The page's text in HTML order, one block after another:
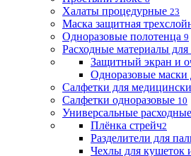
Халаты процедурные 23
Маска защитная
Одноразовые полотенца 9
Расходные материалы
Защитный экран и
Одноразовые маски
Салфетки для
Салфетки одноразовые 10
Универсальные
Плёнка стрейч2
Разделители для
Чехлы для кушеток